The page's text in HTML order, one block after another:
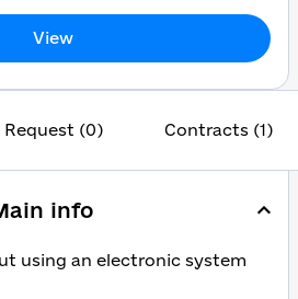
Request (0) Contracts (1)
info
using an electronic system
View